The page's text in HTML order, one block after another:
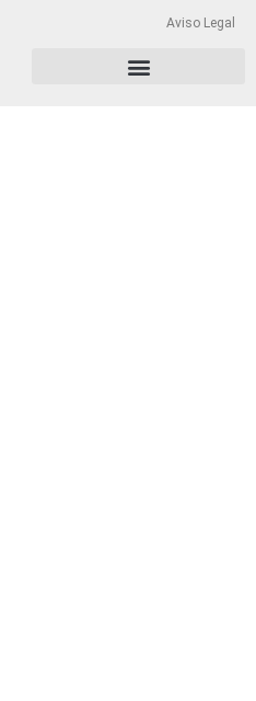
Aviso Legal